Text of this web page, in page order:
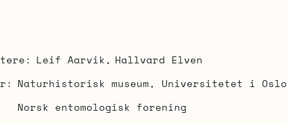
Leif Aarvik
Hallvard Elven
Naturhistorisk museum, Universitetet i Oslo
Norsk entomologisk forening